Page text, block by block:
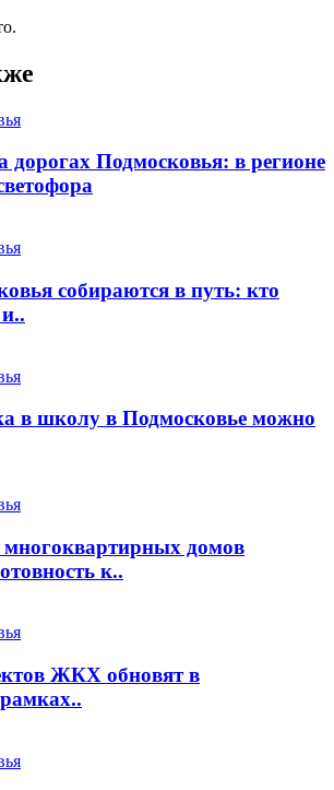
дорогах Подмосковья: в регионе
собираются в путь: кто
в школу в Подмосковье можно
многоквартирных домов
к..
ЖКХ обновят в